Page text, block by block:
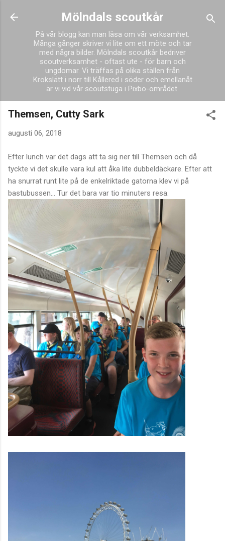
Fortsätt till huvudinnehåll
Mölndals scoutkår
På vår blogg kan man läsa om vår verksamhet.
Många gånger skriver vi lite om ett möte och tar
med några bilder. Mölndals scoutkår bedriver
scoutverksamhet - oftast ute - för barn och
ungdomar. Vi träffas på olika ställen från
Krokslätt i norr till Kållered i söder och emellanåt
är vi vid vår scoutstuga i Pixbo-området.
Themsen, Cutty Sark
augusti 06, 2018
Efter lunch var det dags att ta sig ner till Themsen och då
tyckte vi det skulle vara kul att åka lite dubbeldäckare. Efter att
ha snurrat runt lite på de enkelriktade gatorna klev vi på
bastubussen... Tur det bara var tio minuters resa.